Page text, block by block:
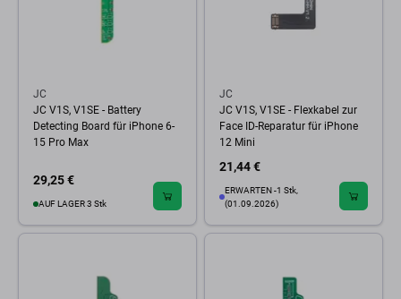
JC
JC V1S, V1SE - Battery
Detecting Board für iPhone 6-
15 Pro Max
29,25 €
AUF LAGER 3 Stk
JC
JC V1S, V1SE - Flexkabel zur
Face ID-Reparatur für iPhone
12 Mini
21,44 €
ERWARTEN -1 Stk,
(01.09.2026)